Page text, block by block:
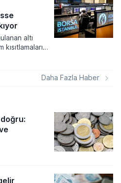
kolektif
aynı
altı
geri
Daha Fazla Haber